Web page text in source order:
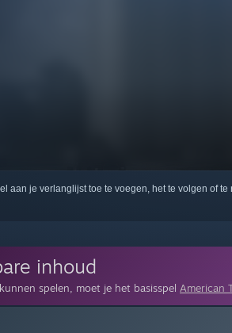
aan je verlanglijst toe te voegen, het te volgen of te
inhoud
spelen, moet je het basisspel American